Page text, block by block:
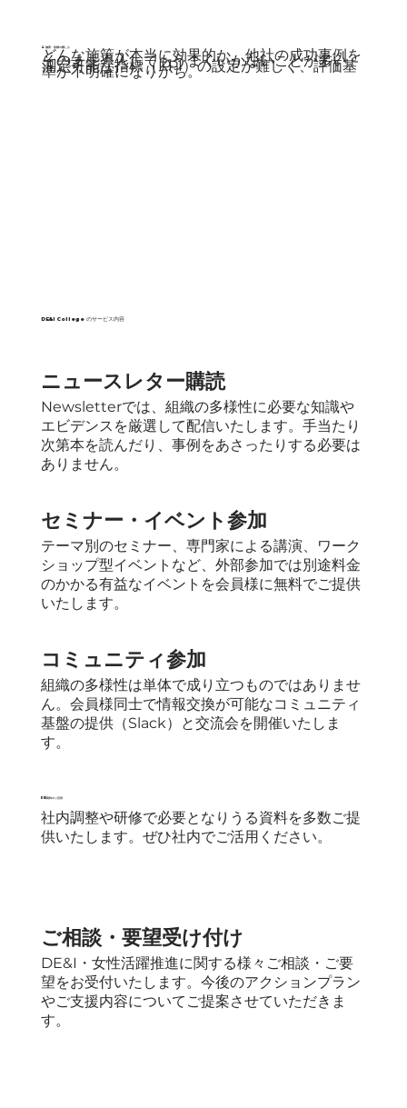
4. 施策・指標の難しさ
どんな施策が本当に効果的か、他社の成功事例を
そのまま導入してもうまくいかないことが多い。
測定可能な指標（KPI）の設定が難しく、評価基
準が不明確になりがち。
​DE&I College のサービス内容
ニュースレター購読
​Newsletterでは、組織の多様性に必要な知識や
エビデンスを厳選して配信いたします。手当たり
次第本を読んだり、事例をあさったりする必要は
ありません。
​セミナー・イベント参加
テーマ別のセミナー、専門家による講演、ワーク
ショップ型イベントなど、外部参加では別途料金
のかかる有益なイベントを会員様に無料でご提供
いたします。
​コミュニティ参加
組織の多様性は単体で成り立つものではありませ
ん。会員様同士で情報交換が可能なコミュニティ
基盤の提供（Slack）と交流会を開催いたしま
す。
​DEI資料のご活用
社内調整や研修で必要となりうる資料を多数ご提
供いたします。ぜひ社内でご活用ください。
​ご相談・要望受け付け
DE&I・女性活躍推進に関する様々ご相談・ご要
望をお受付いたします。今後のアクションプラン
やご支援内容についてご提案させていただきま
す。